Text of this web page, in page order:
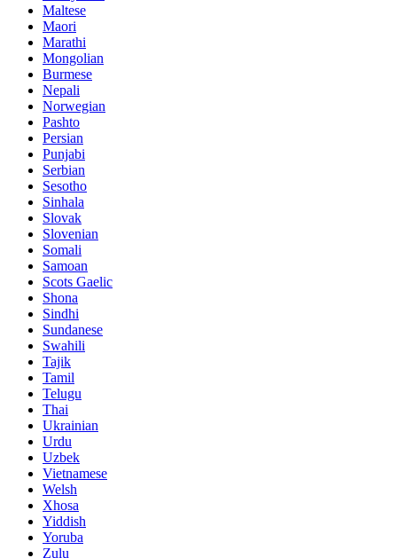
Maltese
Maori
Marathi
Mongolian
Burmese
Nepali
Norwegian
Pashto
Persian
Punjabi
Serbian
Sesotho
Sinhala
Slovak
Slovenian
Somali
Samoan
Scots Gaelic
Shona
Sindhi
Sundanese
Swahili
Tajik
Tamil
Telugu
Thai
Ukrainian
Urdu
Uzbek
Vietnamese
Welsh
Xhosa
Yiddish
Yoruba
Zulu